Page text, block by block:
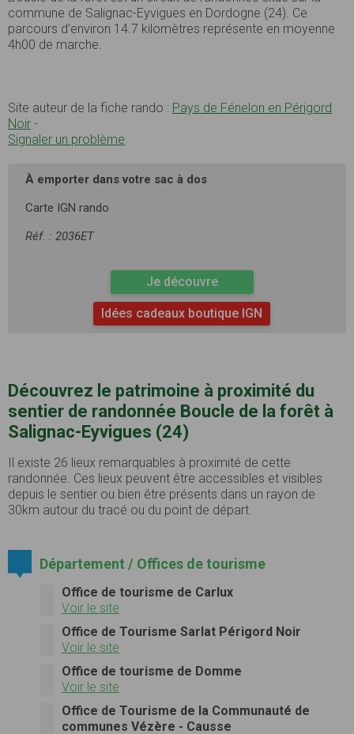
commune de Salignac-Eyvigues en Dordogne (24). Ce
parcours d’environ 14.7 kilomètres représente en moyenne
4h00 de marche.
Site auteur de la fiche rando : Pays de Fénelon en Périgord
Noir -
Signaler un problème
À emporter dans votre sac à dos
Carte IGN rando
Réf. : 2036ET
Je découvre
Idées cadeaux boutique IGN
Découvrez le patrimoine à proximité du
sentier de randonnée Boucle de la forêt à
Salignac-Eyvigues (24)
Il existe 26 lieux remarquables à proximité de cette
randonnée. Ces lieux peuvent être accessibles et visibles
depuis le sentier ou bien être présents dans un rayon de
30km autour du tracé ou du point de départ.
Département / Offices de tourisme
Office de tourisme de Carlux
Voir le site
Office de Tourisme Sarlat Périgord Noir
Voir le site
Office de tourisme de Domme
Voir le site
Office de Tourisme de la Communauté de
communes Vézère - Causse